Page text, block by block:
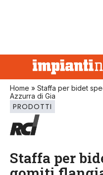
Home » Staffa per bidet
Azzurra di Gia
PRODOTTI
Staffa per